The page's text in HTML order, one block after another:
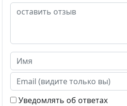
Уведомлять об ответах